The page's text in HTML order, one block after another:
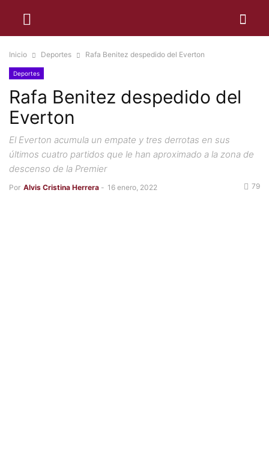
Inicio Deportes Rafa Benitez despedido del Everton
Deportes
Rafa Benitez despedido del
Everton
El Everton acumula un empate y tres derrotas en sus
últimos cuatro partidos que le han aproximado a la zona de
descenso de la Premier
Por Alvis Cristina Herrera - 16 enero, 2022 79